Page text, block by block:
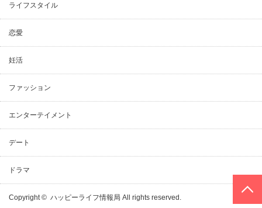
ライフスタイル
恋愛
妊活
ファッション
エンターテイメント
デート
ドラマ
Copyright © ハッピーライフ情報局 All rights reserved.